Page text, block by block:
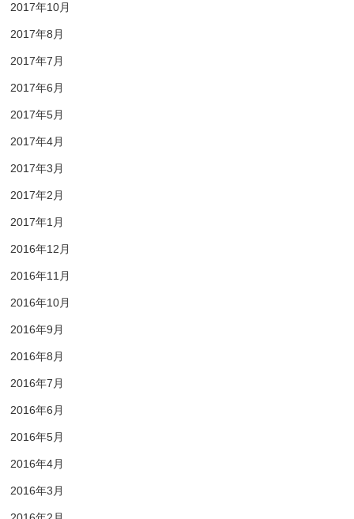
2017年10月
2017年8月
2017年7月
2017年6月
2017年5月
2017年4月
2017年3月
2017年2月
2017年1月
2016年12月
2016年11月
2016年10月
2016年9月
2016年8月
2016年7月
2016年6月
2016年5月
2016年4月
2016年3月